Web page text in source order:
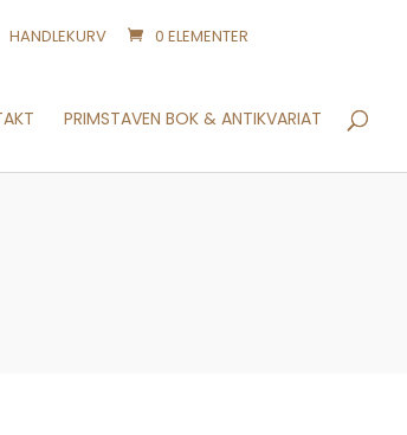
HANDLEKURV 0 ELEMENTER
PRIMSTAVEN BOK & ANTIKVARIAT